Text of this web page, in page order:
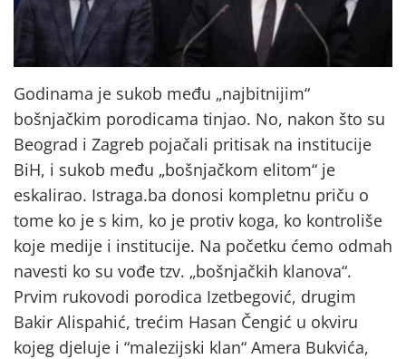
Godinama je sukob među „najbitnijim“
bošnjačkim porodicama tinjao. No, nakon što su
Beograd i Zagreb pojačali pritisak na institucije
BiH, i sukob među „bošnjačkom elitom“ je
eskalirao. Istraga.ba donosi kompletnu priču o
tome ko je s kim, ko je protiv koga, ko kontroliše
koje medije i institucije. Na početku ćemo odmah
navesti ko su vođe tzv. „bošnjačkih klanova“.
Prvim rukovodi porodica Izetbegović, drugim
Bakir Alispahić, trećim Hasan Čengić u okviru
kojeg djeluje i “malezijski klan“ Amera Bukvića,